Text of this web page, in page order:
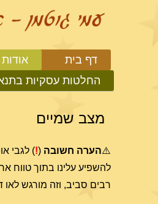
דף בית אודות
החלטות עסקיות
מצב שמיים
⚠️הערה חשובה (
!) לגבי
להשפיע עלינו בתוך טווח
רבים סביב, וזה מורגש לאו